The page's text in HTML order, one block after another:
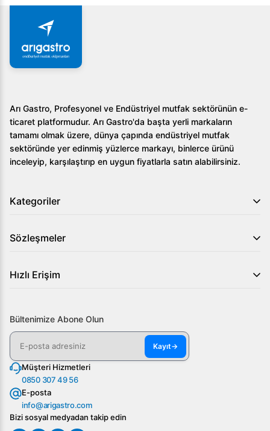
Arı Gastro, Profesyonel ve Endüstriyel mutfak sektörünün e-
ticaret platformudur. Arı Gastro'da başta yerli markaların
tamamı olmak üzere, dünya çapında endüstriyel mutfak
sektöründe yer edinmiş yüzlerce markayı, binlerce ürünü
inceleyip, karşılaştırıp en uygun fiyatlarla satın alabilirsiniz.
Kategoriler
Sözleşmeler
Hızlı Erişim
Bültenimize Abone Olun
Kayıt→
Müşteri Hizmetleri
0850 307 49 56
E-posta
info@arigastro.com
Bizi sosyal medyadan takip edin